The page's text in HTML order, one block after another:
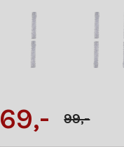
69,- 99,-